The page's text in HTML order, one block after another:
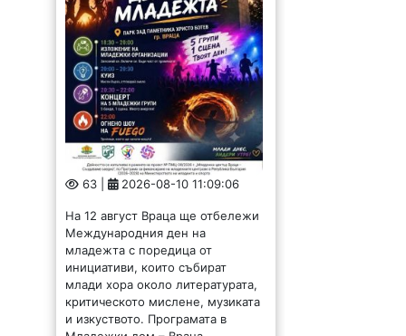
63 | 2026-08-10 11:09:06
На 12 август Враца ще отбележи
Международния ден на
младежта с поредица от
инициативи, които събират
млади хора около литературата,
критическото мислене, музиката
и изкуството. Програмата в